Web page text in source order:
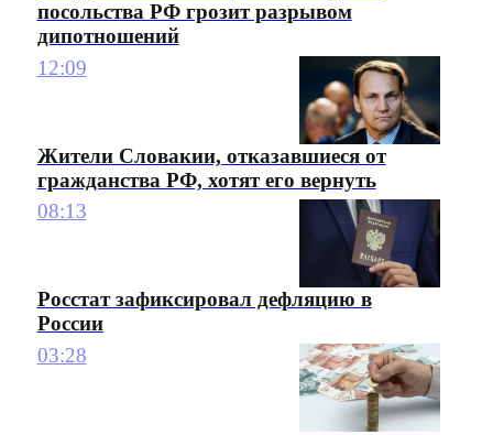
посольства РФ грозит разрывом
дипотношений
12:09
Жители Словакии, отказавшиеся от
гражданства РФ, хотят его вернуть
08:13
Росстат зафиксировал дефляцию в
России
03:28